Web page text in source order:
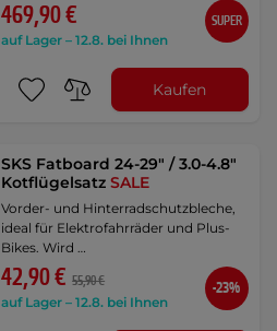
469,90 €
auf Lager – 12.8. bei Ihnen
SUPER
Kaufen
SKS Fatboard 24-29" / 3.0-4.8"
KotflügelsatzSALE
Vorder- und Hinterradschutzbleche,
ideal für Elektrofahrräder und Plus-
Bikes. Wird …
42,90 € 55,90 €
auf Lager – 12.8. bei Ihnen
-23%